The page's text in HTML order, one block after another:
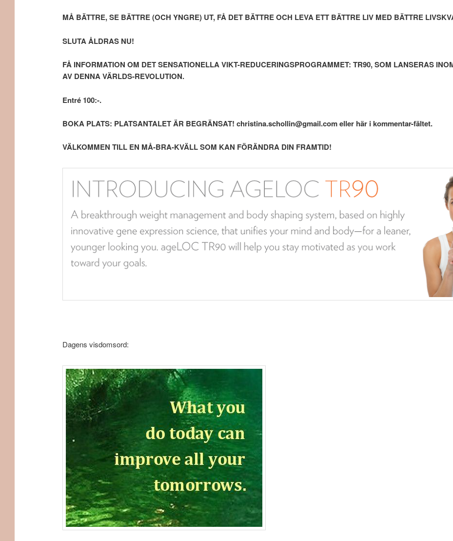
MÅ BÄTTRE, SE BÄTTRE (OCH YNGRE) UT, FÅ DET BÄTTRE OCH LEVA ETT BÄTTRE LIV MED BÄTTRE
SLUTA ÅLDRAS NU!
FÅ INFORMATION OM DET SENSATIONELLA VIKT-REDUCERINGSPROGRAMMET: TR90, SOM LANSERAS
AV DENNA VÄRLDS-REVOLUTION.
Entré 100:-.
BOKA PLATS: PLATSANTALET ÄR BEGRÄNSAT! christina.schollin@gmail.com eller här i kommentar-fältet.
VÄLKOMMEN TILL EN MÅ-BRA-KVÄLL SOM KAN FÖRÄNDRA DIN FRAMTID!
Dagens visdomsord: